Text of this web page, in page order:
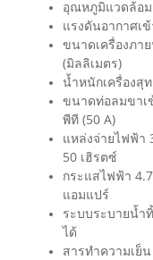
อุณหภูมิแวดล้อม
แรงดันอากาศเ
ขนาดเครื่องภา
(มิลลิเมตร)
น้ำหนักเครื่องสุ
ขนาดท่อลมขาเ
พีที (50 A)
แหล่งจ่ายไฟฟ้า
50 เฮิรตซ์
กระแสไฟฟ้า
แอมแปร์
ระบบระบายน้ำ
ได้
สารทำความเย็